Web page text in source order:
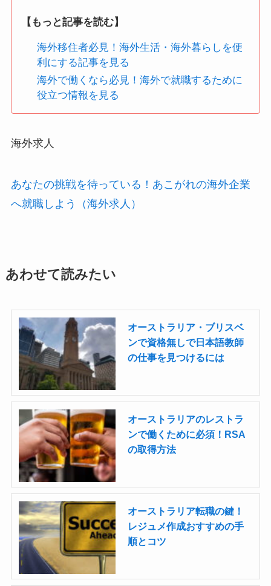
【もっと記事を読む】
海外移住者必見！海外生活・海外暮らしを便
利にする記事を見る
海外で働くなら必見！海外で就職するために
役立つ情報を見る
海外求人
あなたの挑戦を待っている！あこがれの海外企業
へ就職しよう（海外求人）
あわせて読みたい
オーストラリア・ブリスベ
ンで資格無しで日本語教師
の仕事を見つけるには
オーストラリアのレストラ
ンで働くために必須！RSA
の取得方法
オーストラリア転職の鍵！
レジュメ作成おすすめの手
順とコツ